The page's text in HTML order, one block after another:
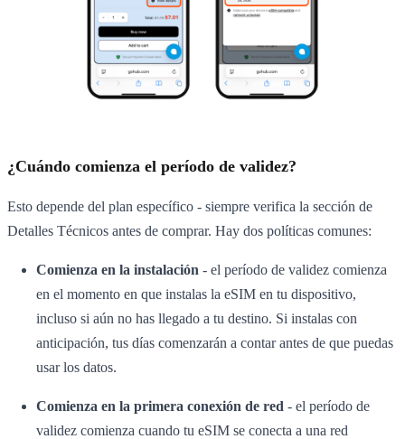
¿Cuándo comienza el período de validez?
Esto depende del plan específico - siempre verifica la sección de
Detalles Técnicos antes de comprar. Hay dos políticas comunes:
Comienza en la instalación - el período de validez comienza
en el momento en que instalas la eSIM en tu dispositivo,
incluso si aún no has llegado a tu destino. Si instalas con
anticipación, tus días comenzarán a contar antes de que puedas
usar los datos.
Comienza en la primera conexión de red - el período de
validez comienza cuando tu eSIM se conecta a una red